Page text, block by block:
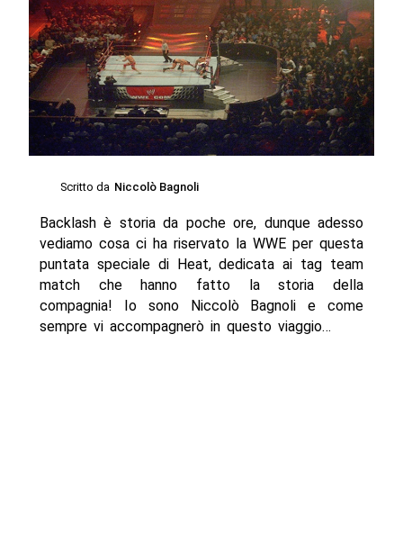
Scritto da Niccolò Bagnoli
Backlash è storia da poche ore, dunque adesso
vediamo cosa ci ha riservato la WWE per questa
puntata speciale di Heat, dedicata ai tag team
match che hanno fatto la storia della
compagnia! Io sono Niccolò Bagnoli e come
sempre vi accompagnerò in questo viaggio…